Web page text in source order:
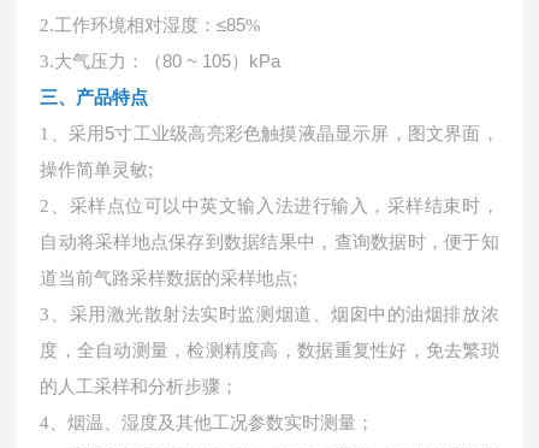
2.工作环境相对湿度：≤85%
3.大气压力：（80 ~ 105）kPa
三、产品特点
1、 采用5寸工业级高亮彩色触摸液晶显示屏，图文界面，
操作简单灵敏;
2、 采样点位可以中英文输入法进行输入，采样结束时，
自动将采样地点保存到数据结果中，查询数据时，便于知
道当前气路采样数据的采样地点;
3、 采用激光散射法实时监测烟道、烟囱中的油烟排放浓
度，全自动测量，检测精度高，数据重复性好，免去繁琐
的人工采样和分析步骤 ；
4、烟温、湿度及其他工况参数实时测量 ；